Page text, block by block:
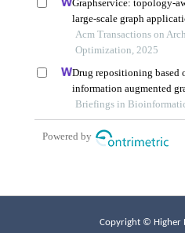
Copyright © Higher